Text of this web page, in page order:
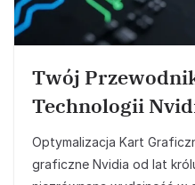
Twój
Technologii
Optymalizacja Kart
graficzne Nvidia od lat